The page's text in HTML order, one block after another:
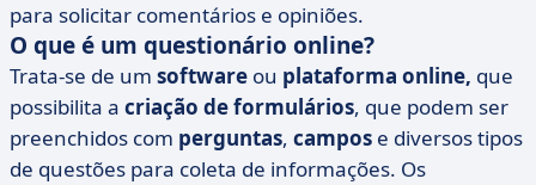
para solicitar comentários e opiniões.
O que é um questionário online?
Trata-se de um software ou plataforma online, que
possibilita a criação de formulários, que podem ser
preenchidos com perguntas, campos e diversos tipos
de questões para coleta de informações. Os